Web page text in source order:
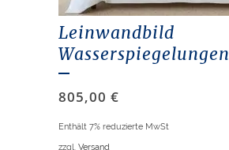
Leinwandbild
Wasserspiegelungen
805,00 €
Enthält 7% reduzierte MwSt
zzgl. Versand